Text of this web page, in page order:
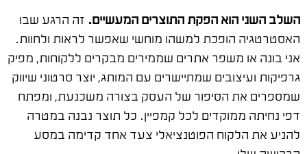
השלב השני הוא הפקת התוצרים המעשיים. זה הרגע שבו
האסטרטגיה הופכת למשהו מוחשי שאפשר לראות ולחוות.
אני בונה או משפר אתרים שממירים מבקרים ללקוחות, מפיק
גרפיקות ועיצובים שמתיישרים עם המותג, יוצר סרטוני שיווק
שמספרים את הסיפור של העסק בצורה משכנעת, ומפתח
דפי נחיתה ממוקדים לכל קמפיין. כל תוצר נבנה במטרה
להניע את הלקוח הפוטנציאלי צעד אחד קדימה במסע